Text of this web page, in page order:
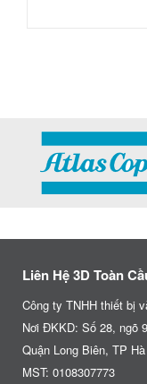
Liên Hệ 3D Toàn
Công ty TNHH thiết bị
Nơi ĐKKD: Số 28, ngõ
Quận Long Biên, TP
MST: 0108307773